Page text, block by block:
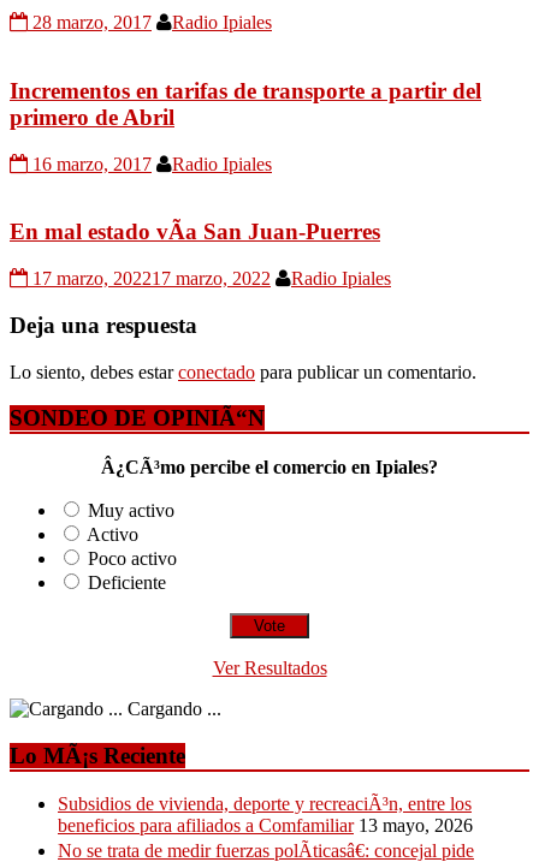
28 marzo, 2017 Radio Ipiales
Incrementos en tarifas de transporte a partir del
primero de Abril
16 marzo, 2017 Radio Ipiales
En mal estado vÃ­a San Juan-Puerres
17 marzo, 202217 marzo, 2022 Radio Ipiales
Deja una respuesta
Lo siento, debes estarconectado para publicar un comentario.
SONDEO DE OPINIÃ“N
Â¿CÃ³mo percibe el comercio en Ipiales?
Muy activo
Activo
Poco activo
Deficiente
Ver Resultados
Cargando ...
Lo MÃ¡s Reciente
Subsidios de vivienda, deporte y recreaciÃ³n, entre los
beneficios para afiliados a Comfamiliar 13 mayo, 2026
No se trata de medir fuerzas polÃ­ticasâ€: concejal pide